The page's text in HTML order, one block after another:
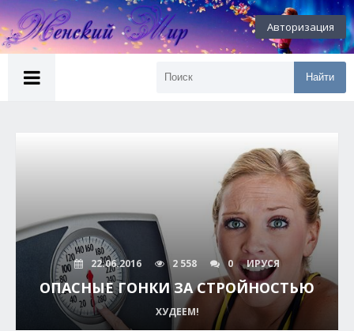
Авторизация
Найти
22.06.2016 2 558 0 ИРУСЯ
ОПАСНЫЕ ГОНКИ ЗА СТРОЙНОСТЬЮ
ХУДЕЕМ!